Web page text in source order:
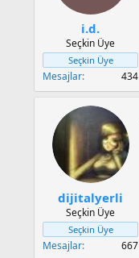
i.d.
Seçkin Üye
Seçkin Üye
Mesajlar 434
dijitalyerli
Seçkin Üye
Seçkin Üye
Mesajlar 667